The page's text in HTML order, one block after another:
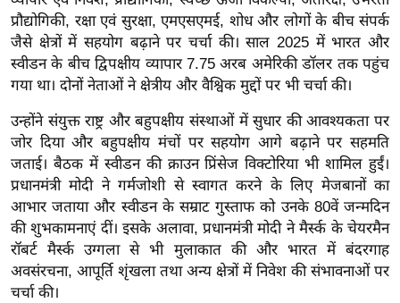
r
e
a
k
n
g
N
e
w
s
ला
इ
प्रौद्योगिकी, रक्षा एवं सुरक्षा, एमएसएमई, शोध और लोगों के बीच संपर्क
जैसे क्षेत्रों में सहयोग बढ़ाने पर चर्चा की। साल 2025 में भारत और
स्वीडन के बीच द्विपक्षीय व्यापार 7.75 अरब अमेरिकी डॉलर तक पहुंच
गया था। दोनों नेताओं ने क्षेत्रीय और वैश्विक मुद्दों पर भी चर्चा की।
उन्होंने संयुक्त राष्ट्र और बहुपक्षीय संस्थाओं में सुधार की आवश्यकता पर
जोर दिया और बहुपक्षीय मंचों पर सहयोग आगे बढ़ाने पर सहमति
जताई। बैठक में स्वीडन की क्राउन प्रिंसेज विक्टोरिया भी शामिल हुईं।
प्रधानमंत्री मोदी ने गर्मजोशी से स्वागत करने के लिए मेजबानों का
आभार जताया और स्वीडन के सम्राट गुस्ताफ को उनके 80वें जन्मदिन
की शुभकामनाएं दीं। इसके अलावा, प्रधानमंत्री मोदी ने मैर्स्क के चेयरमैन
रॉबर्ट मैर्स्क उग्गला से भी मुलाकात की और भारत में बंदरगाह
अवसंरचना, आपूर्ति शृंखला तथा अन्य क्षेत्रों में निवेश की संभावनाओं पर
चर्चा की।